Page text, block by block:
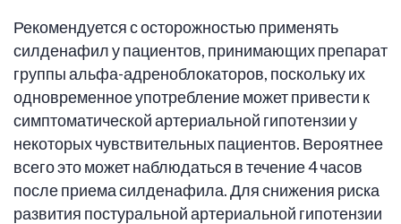
Рекомендуется с осторожностью применять
силденафил у пациентов, принимающих препарат
группы альфа-адреноблокаторов, поскольку их
одновременное употребление может привести к
симптоматической артериальной гипотензии у
некоторых чувствительных пациентов. Вероятнее
всего это может наблюдаться в течение 4 часов
после приема силденафила. Для снижения риска
развития постуральной артериальной гипотензии